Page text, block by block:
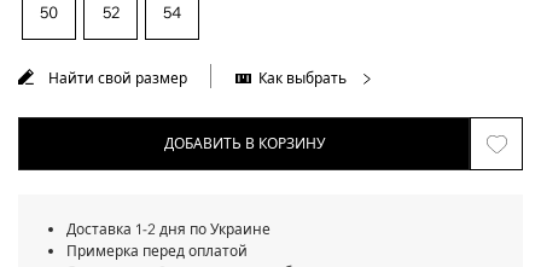
50 52 54
Найти свой размер Как выбрать
ДОБАВИТЬ В КОРЗИНУ
Доставка 1-2 дня по Украине
Примерка перед оплатой